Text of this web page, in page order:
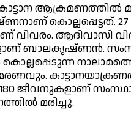
ആക്രമണത്തില്‍
കൊല്ലപ്പെട്ടത്.
ആദിവാസി
ബാലകൃഷ്ണന്‍.
കൊല്ലപ്പെടുന്ന
ജീവനുകളാണ്
മരിച്ചു.